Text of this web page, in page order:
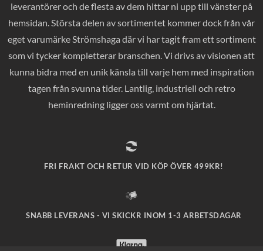
leverantörer och de flesta av dem hittar ni upp till vänster på
hemsidan. Största delen av sortimentet kommer dock från vår
eget varumärke Strömshaga där vi har tagit fram ett sortiment
som vi tycker kompletterar branschen. Vi drivs av visionen att
kunna bidra med en unik känsla till varje hem med inspiration
tagen från svunna tider. Lantlig, industriell och retro
heminredning ligger oss varmt om hjärtat.
FRI FRAKT OCH RETUR VID KÖP ÖVER 499KR!
SNABB LEVERANS - VI SKICKR INOM 1-3 ARBETSDAGAR